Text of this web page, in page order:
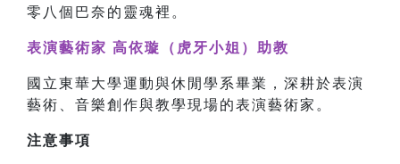
零八個巴奈的靈魂裡。
表演藝術家 高依璇（虎牙小姐）助教
國立東華大學運動與休閒學系畢業，深耕於表演
藝術、音樂創作與教學現場的表演藝術家。
注意事項